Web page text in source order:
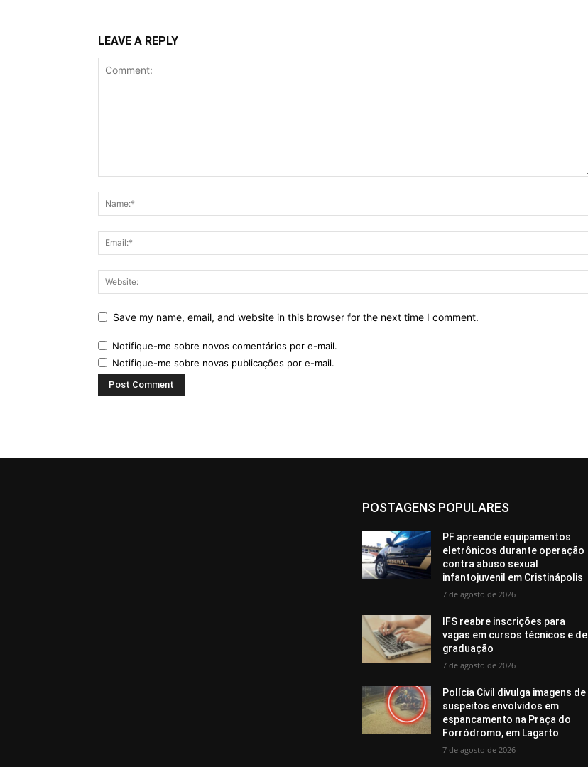
LEAVE A REPLY
Save my name, email, and website in this browser for the next time I comment.
Notifique-me sobre novos comentários por e-mail.
Notifique-me sobre novas publicações por e-mail.
POSTAGENS POPULARES
PF apreende equipamentos
eletrônicos durante operação
contra abuso sexual
infantojuvenil em Cristinápolis
7 de agosto de 2026
IFS reabre inscrições para
vagas em cursos técnicos e de
graduação
7 de agosto de 2026
Polícia Civil divulga imagens de
suspeitos envolvidos em
espancamento na Praça do
Forródromo, em Lagarto
7 de agosto de 2026